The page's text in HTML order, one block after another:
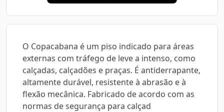
O Copacabana é um piso indicado para áreas
externas com tráfego de leve a intenso, como
calçadas, calçadões e praças. É antiderrapante,
altamente durável, resistente à abrasão e à
flexão mecânica. Fabricado de acordo com as
normas de segurança para calçad